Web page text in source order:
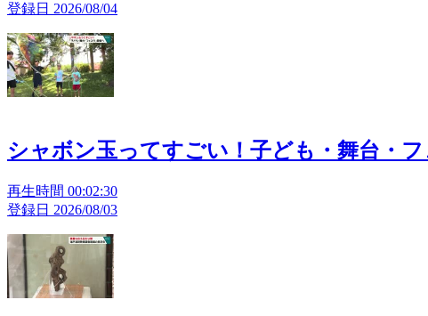
登録日 2026/08/04
シャボン玉ってすごい！子ども・舞台・
再生時間 00:02:30
登録日 2026/08/03